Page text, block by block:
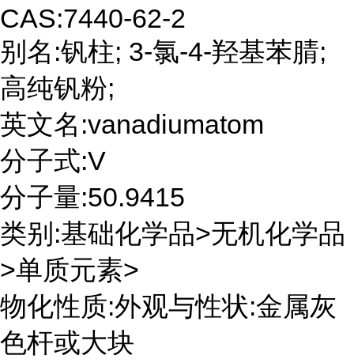
CAS:7440-62-2
别名:钒柱; 3-氯-4-羟基苯腈;
高纯钒粉;
英文名:vanadiumatom
分子式:V
分子量:50.9415
类别:基础化学品>无机化学品
>单质元素>
物化性质:外观与性状:金属灰
色杆或大块